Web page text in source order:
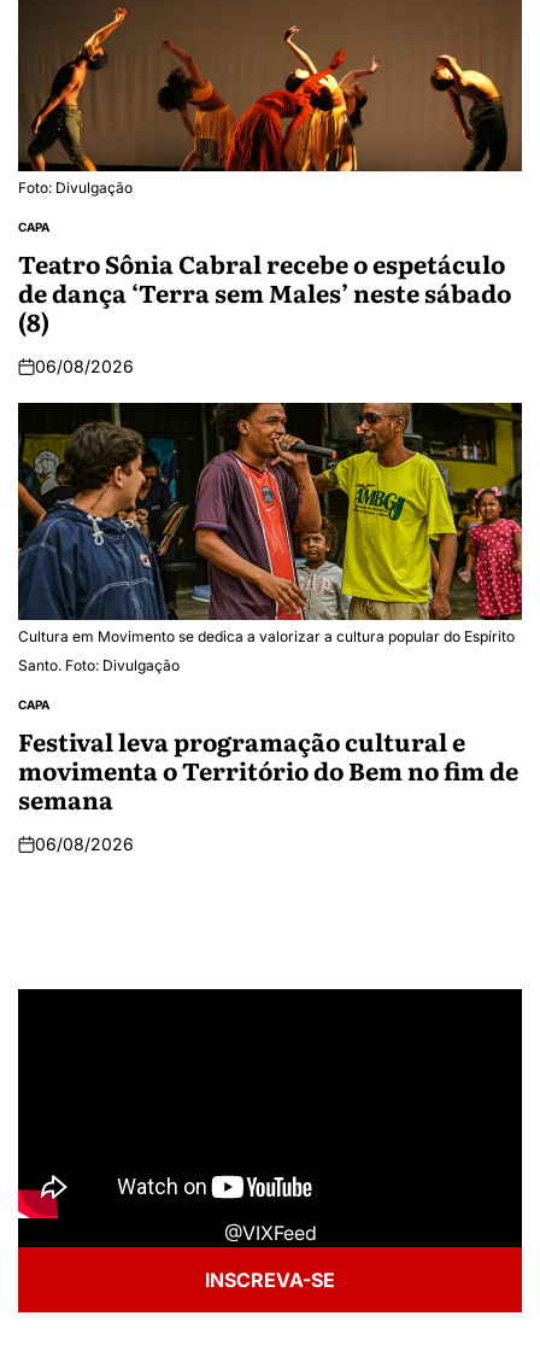
Foto: Divulgação
CAPA
Teatro Sônia Cabral recebe o espetáculo
de dança ‘Terra sem Males’ neste sábado
(8)
06/08/2026
Cultura em Movimento se dedica a valorizar a cultura popular do Espírito
Santo. Foto: Divulgação
CAPA
Festival leva programação cultural e
movimenta o Território do Bem no fim de
semana
06/08/2026
@VIXFeed
INSCREVA-SE